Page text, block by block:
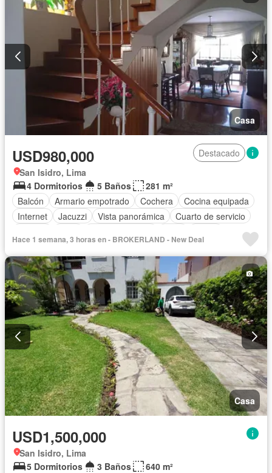
Casa
USD980,000
Destacado
San Isidro, Lima
4 Dormitorios
5 Baños
281 m²
Balcón
Armario empotrado Cochera
Cocina equipada
Internet
Jacuzzi Vista panorámica
Cuarto de servicio
Seguridad
Piscina Sin amoblar
Hace 1 semana, 3 horas en - BROKERLAND - New Deal
Casa
USD1,500,000
San Isidro, Lima
5 Dormitorios
3 Baños
640 m²